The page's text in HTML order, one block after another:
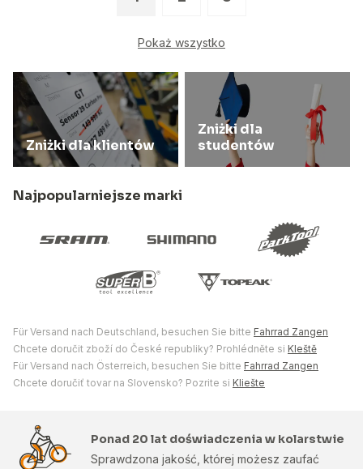
Pokaż wszystko
Zniżki dla klientów
Zniżki dla
studentów
Najpopularniejsze marki
Für Versand nach Deutschland, besuchen Sie bitte Fahrrad Zangen
Chcete doručit zboží do České republiky? Prohlédněte si Kleště
Für Versand nach Österreich, besuchen Sie bitte Fahrrad Zangen
Chcete doručiť tovar na Slovensko? Pozrite si Kliešte
Ponad 20 lat doświadczenia w kolarstwie
Sprawdzona jakość, której możesz zaufać